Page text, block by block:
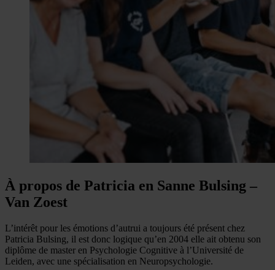
À propos de Patricia en Sanne Bulsing –
Van Zoest
L’intérêt pour les émotions d’autrui a toujours été présent chez
Patricia Bulsing, il est donc logique qu’en 2004 elle ait obtenu son
diplôme de master en Psychologie Cognitive à l’Université de
Leiden, avec une spécialisation en Neuropsychologie.